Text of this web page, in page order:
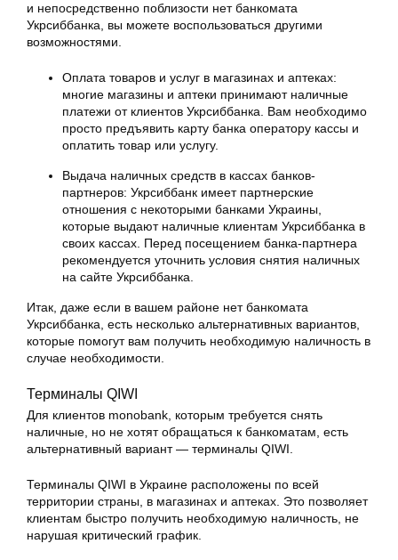
и непосредственно поблизости нет банкомата
Укрсиббанка, вы можете воспользоваться другими
возможностями.
Оплата товаров и услуг в магазинах и аптеках:
многие магазины и аптеки принимают наличные
платежи от клиентов Укрсиббанка. Вам необходимо
просто предъявить карту банка оператору кассы и
оплатить товар или услугу.
Выдача наличных средств в кассах банков-
партнеров: Укрсиббанк имеет партнерские
отношения с некоторыми банками Украины,
которые выдают наличные клиентам Укрсиббанка в
своих кассах. Перед посещением банка-партнера
рекомендуется уточнить условия снятия наличных
на сайте Укрсиббанка.
Итак, даже если в вашем районе нет банкомата
Укрсиббанка, есть несколько альтернативных вариантов,
которые помогут вам получить необходимую наличность в
случае необходимости.
Терминалы QIWI
Для клиентов monobank, которым требуется снять
наличные, но не хотят обращаться к банкоматам, есть
альтернативный вариант — терминалы QIWI.
Терминалы QIWI в Украине расположены по всей
территории страны, в магазинах и аптеках. Это позволяет
клиентам быстро получить необходимую наличность, не
нарушая критический график.